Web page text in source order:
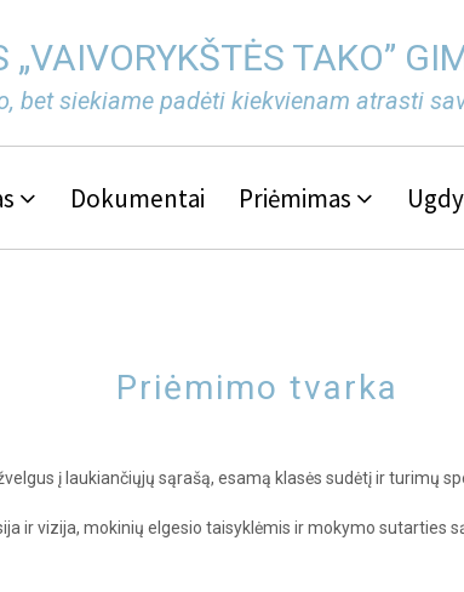
„VAIVORYKŠTĖS TAKO”
bet siekiame padėti kiekvienam atrasti
Dokumentai Priėmimas
Priėmimo tvarka
į laukiančiųjų sąrašą, esamą klasės sudėtį ir turimų
ir vizija, mokinių elgesio taisyklėmis ir mokymo sutarties